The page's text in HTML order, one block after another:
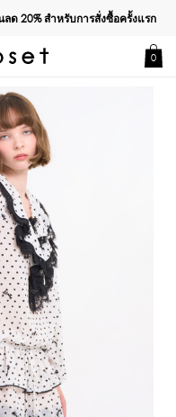
ลด20%สำหรับการสั่งซื้อครั้งแรก
0